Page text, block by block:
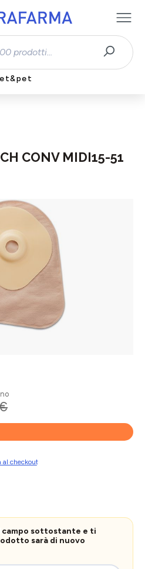
CONV MIDI15-51
al checkout
campo sottostante e ti
sarà di nuovo